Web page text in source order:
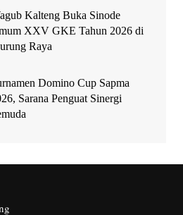
Kalteng Buka Sinode
XXV GKE Tahun 2026 di
Raya
Domino Cup Sapma
Sarana Penguat Sinergi